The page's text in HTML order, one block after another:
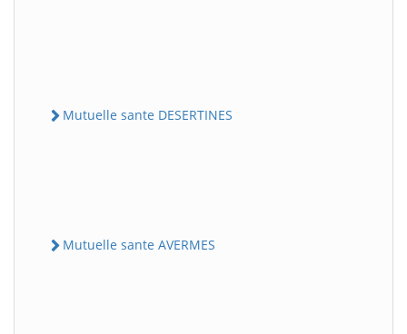
Mutuelle sante DESERTINES
Mutuelle sante AVERMES